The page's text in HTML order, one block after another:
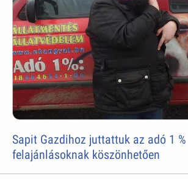
Sapit Gazdihoz juttattuk az adó 1 %
felajánlásoknak köszönhetően